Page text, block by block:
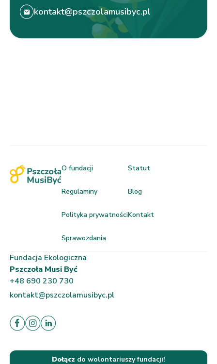
kontakt@pszczolamusibyc.pl
O fundacji
Regulaminy
Polityka prywatności
Sprawozdania
Statut
Blog
Kontakt
Fundacja Ekologiczna
Pszczoła Musi Być
+48 690 230 730
kontakt@pszczolamusibyc.pl
Dołącz do wolontariuszy fundacji!